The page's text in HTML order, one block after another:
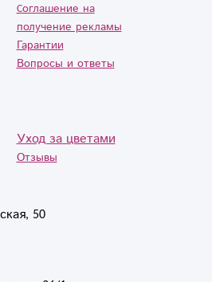
50
Cоглашение на
получение рекламы
Гарантии
Вопросы и ответы
Уход за цветами
Отзывы